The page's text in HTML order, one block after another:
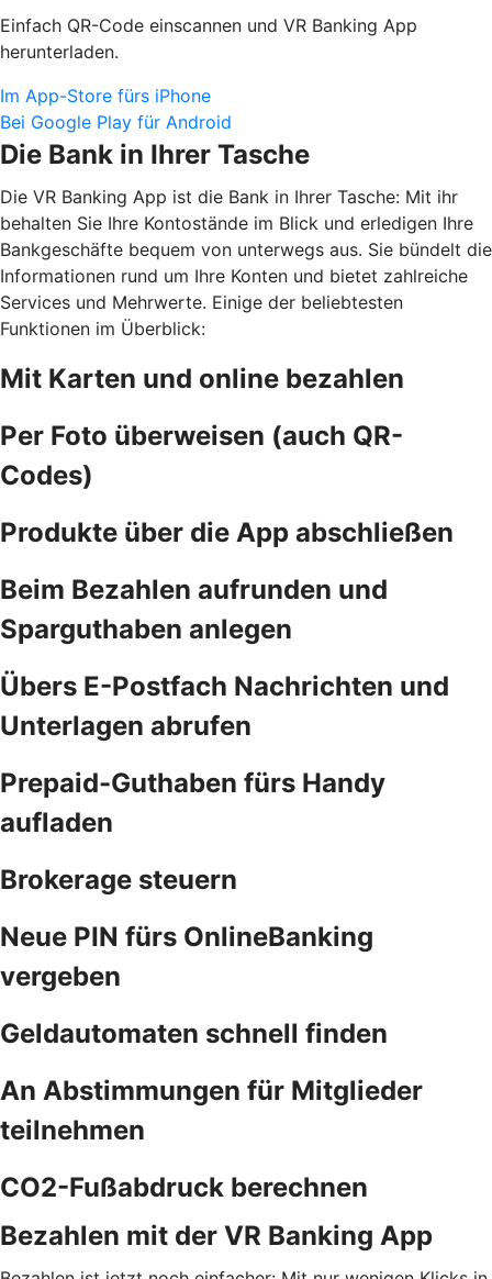
Einfach QR-Code einscannen und VR Banking App
herunterladen.
Im App-Store fürs iPhone
Bei Google Play für Android
Die Bank in Ihrer Tasche
Die VR Banking App ist die Bank in Ihrer Tasche: Mit ihr
behalten Sie Ihre Kontostände im Blick und erledigen Ihre
Bankgeschäfte bequem von unterwegs aus. Sie bündelt die
Informationen rund um Ihre Konten und bietet zahlreiche
Services und Mehrwerte. Einige der beliebtesten
Funktionen im Überblick:
Mit Karten und online bezahlen
Per Foto überweisen (auch QR-
Codes)
Produkte über die App abschließen
Beim Bezahlen aufrunden und
Sparguthaben anlegen
Übers E-Postfach Nachrichten und
Unterlagen abrufen
Prepaid-Guthaben fürs Handy
aufladen
Brokerage steuern
Neue PIN fürs OnlineBanking
vergeben
Geldautomaten schnell finden
An Abstimmungen für Mitglieder
teilnehmen
CO2-Fußabdruck berechnen
Bezahlen mit der VR Banking App